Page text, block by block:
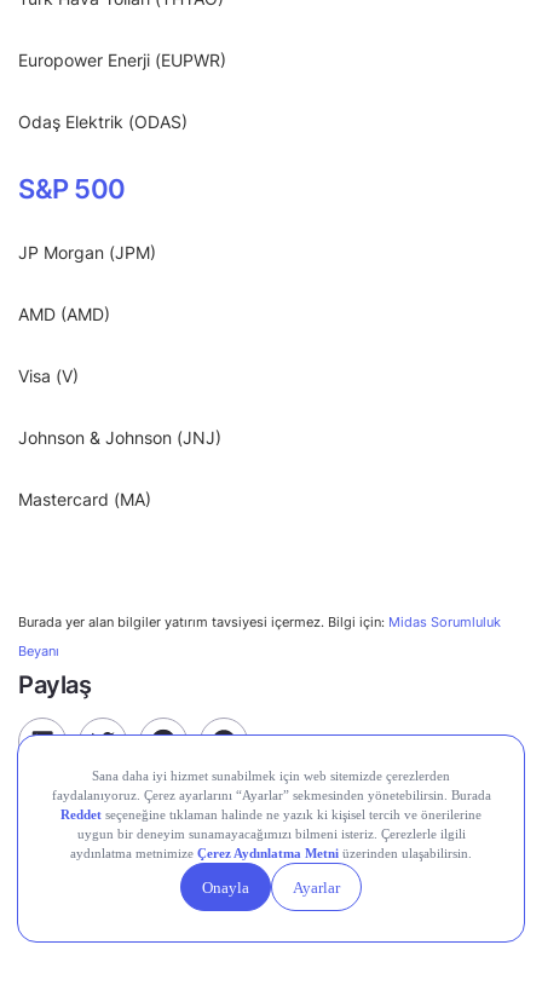
Europower Enerji (EUPWR)
Odaş Elektrik (ODAS)
S&P 500
JP Morgan (JPM)
AMD (AMD)
Visa (V)
Johnson & Johnson (JNJ)
Mastercard (MA)
Burada yer alan bilgiler yatırım tavsiyesi içermez. Bilgi için: Midas Sorumluluk
Beyanı
Paylaş